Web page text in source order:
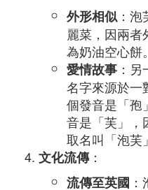
外形相似 ：
麗菜，因兩者
為奶油空心餅。
愛情故事 ：
名字來源於一
個發音是「孢
音是「芙」，
取名叫「泡芙
文化流傳：
流傳至英國